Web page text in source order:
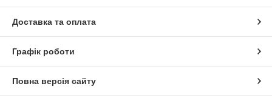
Доставка та оплата
Графік роботи
Повна версія сайту